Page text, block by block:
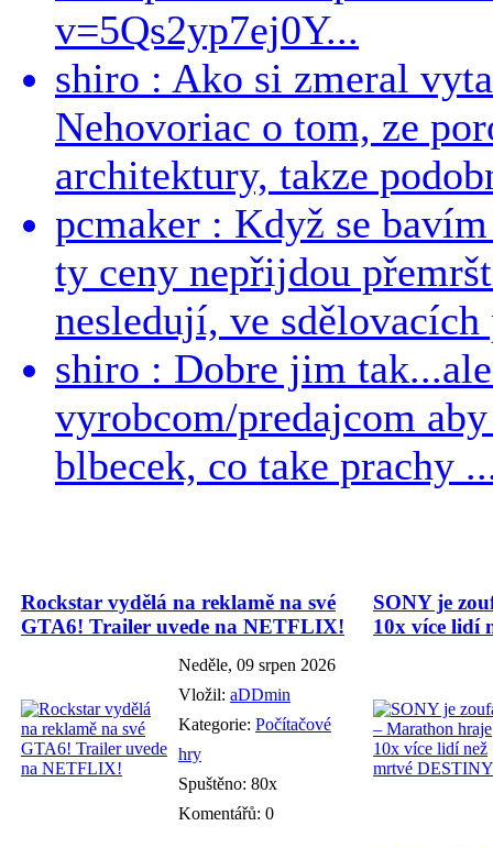
v=5Qs2yp7ej0Y...
shiro : Ako si zmeral
Nehovoriac o tom, ze
architektury, takze
pcmaker : Když se
ty ceny nepřijdou
nesledují, ve sdělovacích
shiro : Dobre jim
vyrobcom/predajcom
blbecek, co take prachy
Rockstar vydělá na reklamě na své
GTA6! Trailer uvede na NETFLIX!
Neděle, 09 srpen 2026
Vložil: aDDmin
Kategorie: Počítačové
hry
Spuštěno: 80x
Komentářů: 0
SONY je
10x více lidí